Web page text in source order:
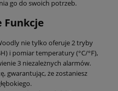
go do swoich potrzeb.
Funkcje
nie tylko oferuje 2 tryby
i pomiar temperatury (°C/°F),
3 niezależnych alarmów.
gwarantując, że zostaniesz